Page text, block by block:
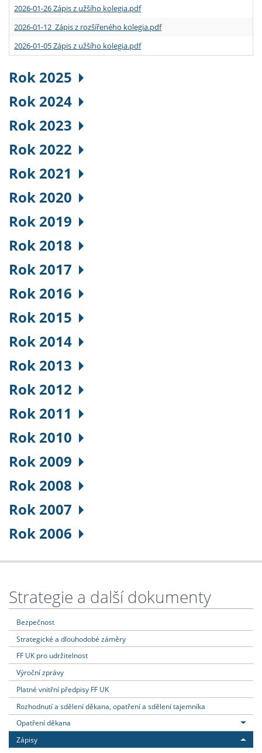
2026-01-26 Zápis z užšího kolegia.pdf
2026-01-12 Zápis z rozšířeného kolegia.pdf
2026-01-05 Zápis z užšího kolegia.pdf
Rok 2025
Rok 2024
Rok 2023
Rok 2022
Rok 2021
Rok 2020
Rok 2019
Rok 2018
Rok 2017
Rok 2016
Rok 2015
Rok 2014
Rok 2013
Rok 2012
Rok 2011
Rok 2010
Rok 2009
Rok 2008
Rok 2007
Rok 2006
Strategie a další dokumenty
Bezpečnost
Strategické a dlouhodobé záměry
FF UK pro udržitelnost
Výroční zprávy
Platné vnitřní předpisy FF UK
Rozhodnutí a sdělení děkana, opatření a sdělení tajemníka
Opatření děkana
Zápisy